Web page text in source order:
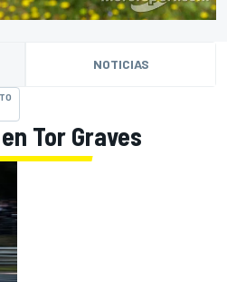
NOTICIAS
Tor Graves